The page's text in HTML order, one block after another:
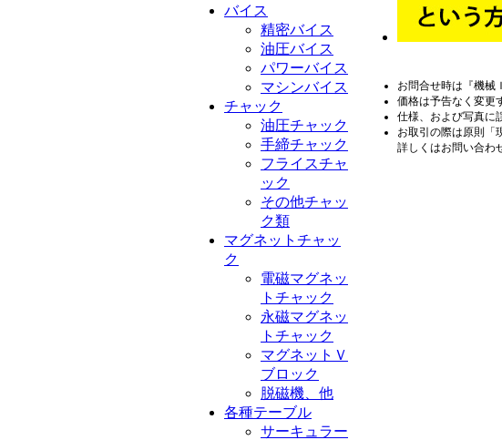
バイス
精密バイス
油圧バイス
パワーバイス
マシンバイス
チャック
油圧チャック
手締チャック
フライスチャ
ック
その他チャッ
ク類
マグネットチャッ
ク
電磁マグネッ
トチャック
永磁マグネッ
トチャック
マグネットＶ
ブロック
脱磁機、他
各種テーブル
サーキュラー
お問合せ時は『機械
価格は予告なく変更
仕様、および写真に
お取引の際は原則
詳しくはお問い合わ